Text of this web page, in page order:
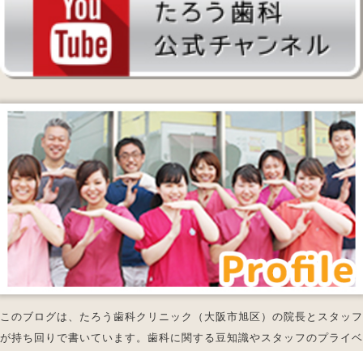
このブログは、たろう歯科クリニック（大阪市旭区）の院長とスタッフ
が持ち回りで書いています。歯科に関する豆知識やスタッフのプライベ